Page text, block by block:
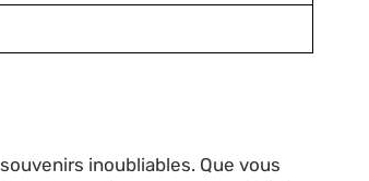
inoubliables. Que vous